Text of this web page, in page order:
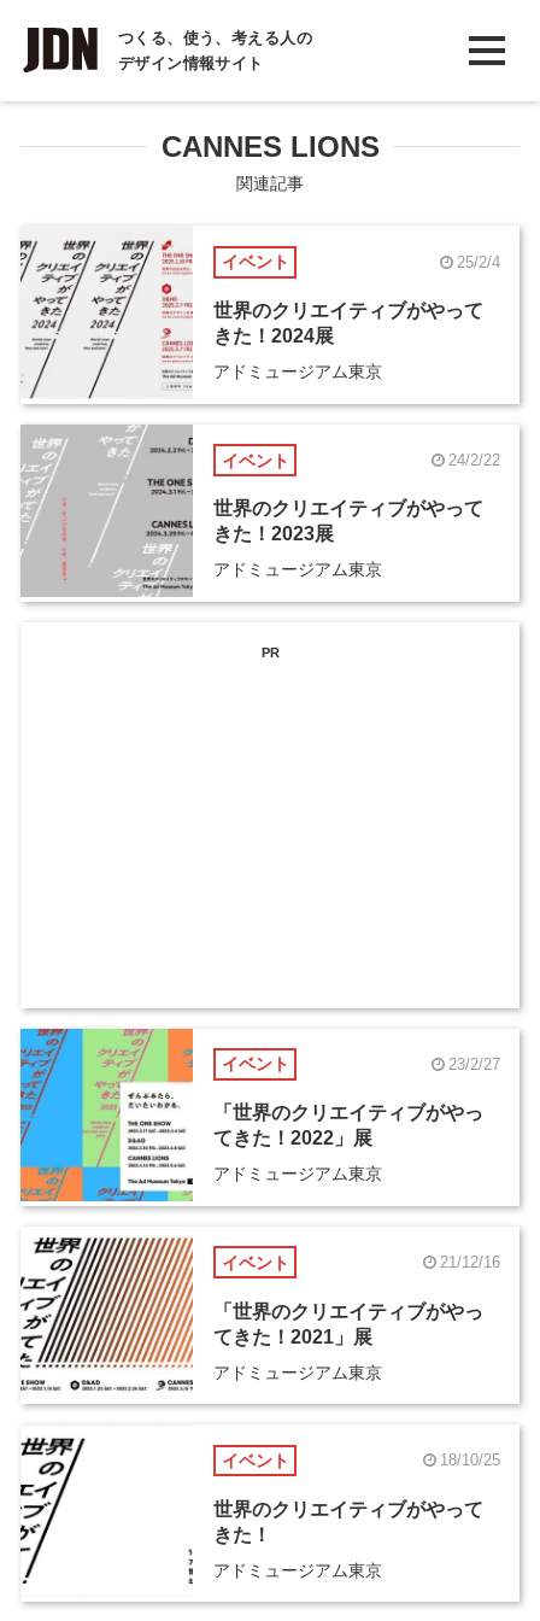
つくる、使う、考える人の
デザイン情報サイト
INTERVIEW
インタビュー
REPORT
コラム
CANNES LIONS
関連記事
イベント 25/2/4
世界のクリエイティブがやって
きた！2024展
アドミュージアム東京
イベント 24/2/22
世界のクリエイティブがやって
きた！2023展
アドミュージアム東京
PR
イベント 23/2/27
「世界のクリエイティブがやっ
てきた！2022」展
アドミュージアム東京
イベント 21/12/16
「世界のクリエイティブがやっ
てきた！2021」展
アドミュージアム東京
イベント 18/10/25
世界のクリエイティブがやって
きた！
アドミュージアム東京